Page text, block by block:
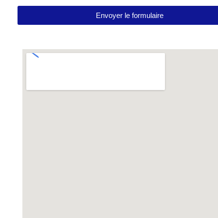
Envoyer le formulaire